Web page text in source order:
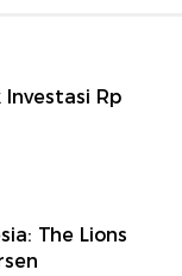
Rp
The Lions